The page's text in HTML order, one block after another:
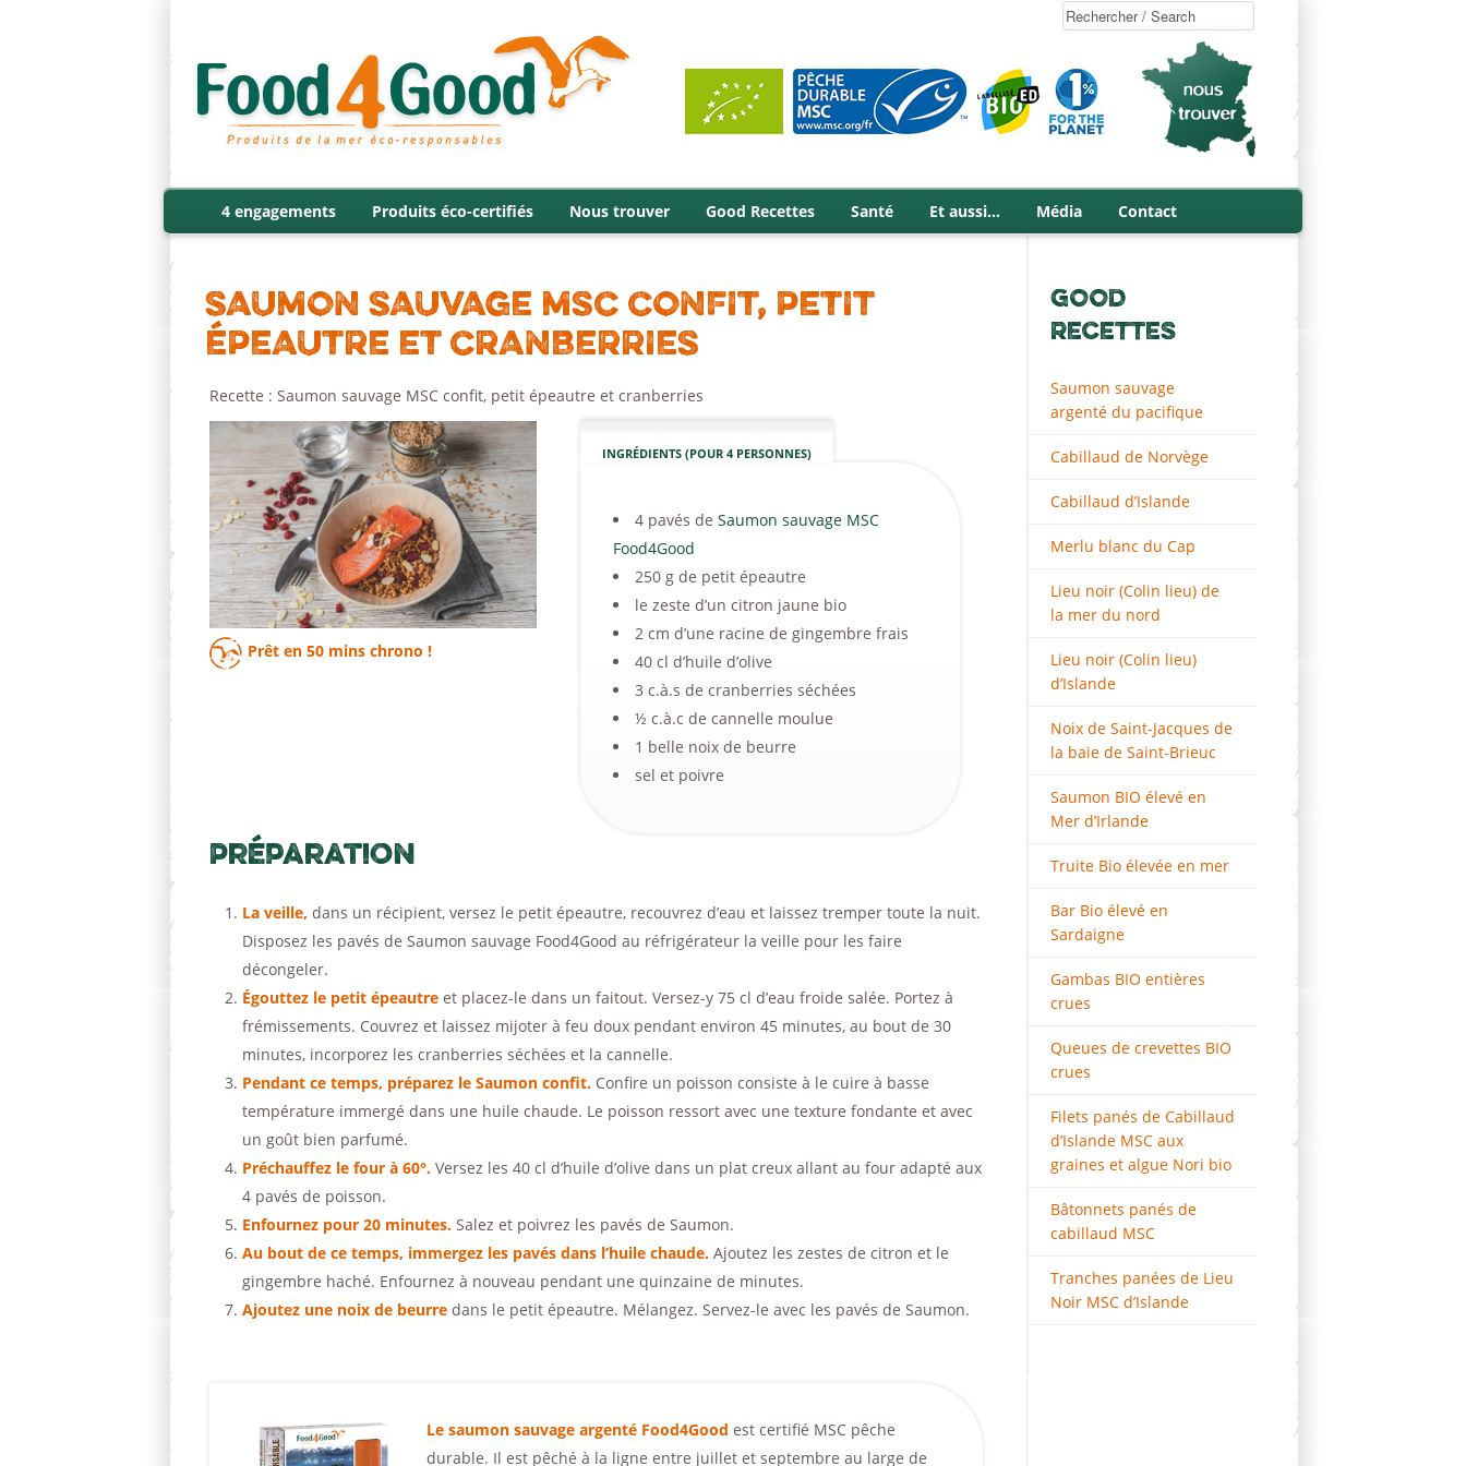
4 engagements Produits éco-certifiés Nous trouver Good Recettes Santé Et aussi… Média Contact
SAUMON SAUVAGE MSC CONFIT, PETIT
ÉPEAUTRE ET CRANBERRIES
Recette : Saumon sauvage MSC confit, petit épeautre et cranberries
Prêt en 50 mins chrono !
INGRÉDIENTS (POUR 4 PERSONNES)
4 pavés deSaumon sauvage MSC
Food4Good
250 g de petit épeautre
le zeste d’un citron jaune bio
2 cm d’une racine de gingembre frais
40 cl d’huile d’olive
3 c.à.s de cranberries séchées
½ c.à.c de cannelle moulue
1 belle noix de beurre
sel et poivre
Préparation
La veille, dans un récipient, versez le petit épeautre, recouvrez d’eau et laissez tremper toute la nuit.
Disposez les pavés de Saumon sauvage Food4Good au réfrigérateur la veille pour les faire
décongeler.
Égouttez le petit épeautre et placez-le dans un faitout. Versez-y 75 cl d’eau froide salée. Portez à
frémissements. Couvrez et laissez mijoter à feu doux pendant environ 45 minutes, au bout de 30
minutes, incorporez les cranberries séchées et la cannelle.
Pendant ce temps, préparez le Saumon confit. Confire un poisson consiste à le cuire à basse
température immergé dans une huile chaude. Le poisson ressort avec une texture fondante et avec
un goût bien parfumé.
Préchauffez le four à 60°. Versez les 40 cl d’huile d’olive dans un plat creux allant au four adapté aux
4 pavés de poisson.
Enfournez pour 20 minutes. Salez et poivrez les pavés de Saumon.
Au bout de ce temps, immergez les pavés dans l’huile chaude. Ajoutez les zestes de citron et le
gingembre haché. Enfournez à nouveau pendant une quinzaine de minutes.
Ajoutez une noix de beurre dans le petit épeautre. Mélangez. Servez-le avec les pavés de Saumon.
Le saumon sauvage argenté Food4Good est certifié MSC pêche
durable. Il est pêché à la ligne entre juillet et septembre au large de
GOOD
RECETTES
Saumon sauvage
argenté du pacifique
Cabillaud de Norvège
Cabillaud d’Islande
Merlu blanc du Cap
Lieu noir (Colin lieu) de
la mer du nord
Lieu noir (Colin lieu)
d’Islande
Noix de Saint-Jacques de
la baie de Saint-Brieuc
Saumon BIO élevé en
Mer d’Irlande
Truite Bio élevée en mer
Bar Bio élevé en
Sardaigne
Gambas BIO entières
crues
Queues de crevettes BIO
crues
Filets panés de Cabillaud
d’Islande MSC aux
graines et algue Nori bio
Bâtonnets panés de
cabillaud MSC
Tranches panées de Lieu
Noir MSC d’Islande